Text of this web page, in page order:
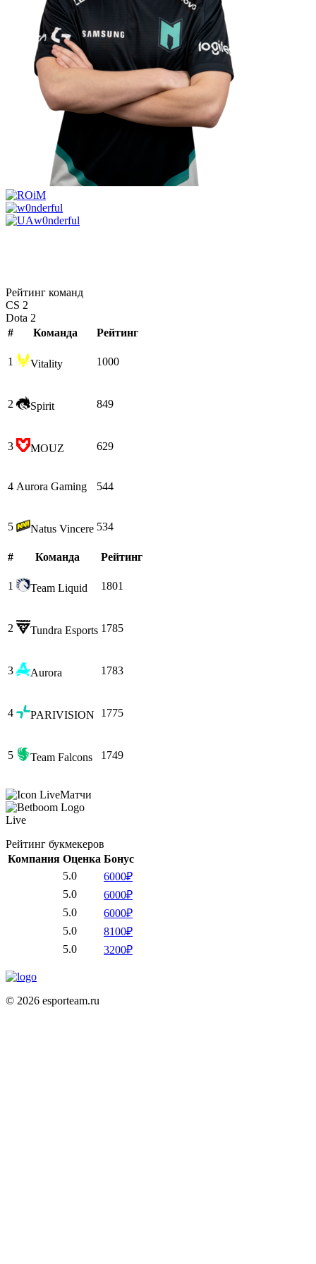
iM
w0nderful
Рейтинг команд
CS 2
Dota 2
#
Команда Рейтинг
1 Vitality 1000
2 Spirit 849
3 MOUZ 629
4 Aurora Gaming 544
5 Natus Vincere 534
# Команда Рейтинг
1 Team Liquid 1801
2 Tundra Esports 1785
3 Aurora 1783
4 PARIVISION 1775
5 Team Falcons 1749
Матчи
Live
Рейтинг букмекеров
Компания Оценка Бонус
5.0
6000₽
5.0
6000₽
5.0
6000₽
5.0
8100₽
5.0
3200₽
© 2026 esporteam.ru